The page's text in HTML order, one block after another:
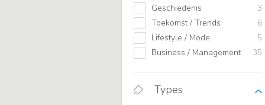
Geschiedenis
3
Toekomst / Trends
6
Lifestyle / Mode
5
Business / Management
35
Types